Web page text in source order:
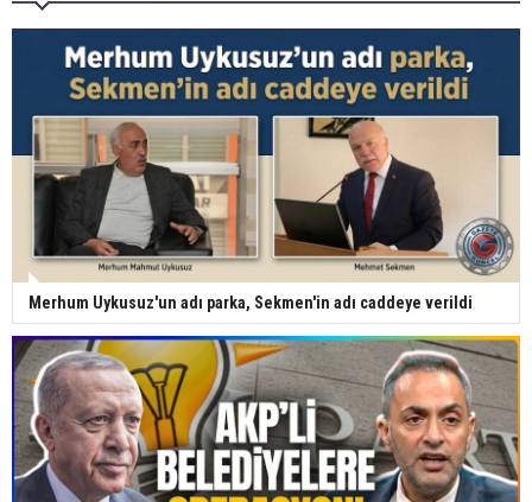
Merhum Uykusuz'un adı parka, Sekmen'in adı caddeye verildi